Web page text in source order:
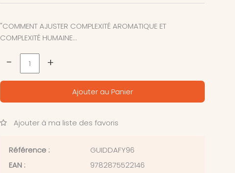
"COMMENT AJUSTER COMPLEXITÉ AROMATIQUE ET
COMPLEXITÉ HUMAINE...
- +
Ajouter au Panier
Ajouter à ma liste des favoris
Référence :
GUIDDAFY96
EAN :
9782875522146